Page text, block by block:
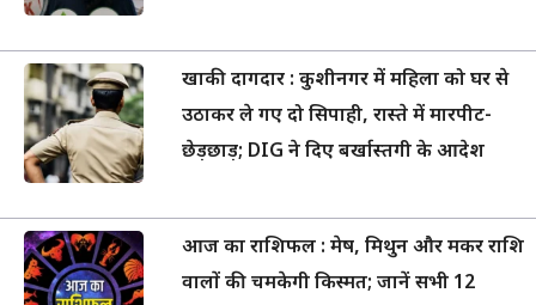
खाकी दागदार : कुशीनगर में महिला को घर से
उठाकर ले गए दो सिपाही, रास्ते में मारपीट-
छेड़छाड़; DIG ने दिए बर्खास्तगी के आदेश
आज का राशिफल : मेष, मिथुन और मकर राशि
वालों की चमकेगी किस्मत; जानें सभी 12